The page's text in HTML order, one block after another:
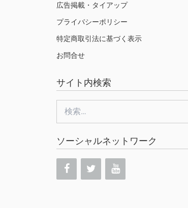
広告掲載・タイアップ
プライバシーポリシー
特定商取引法に基づく表示
お問合せ
サイト内検索
ソーシャルネットワーク